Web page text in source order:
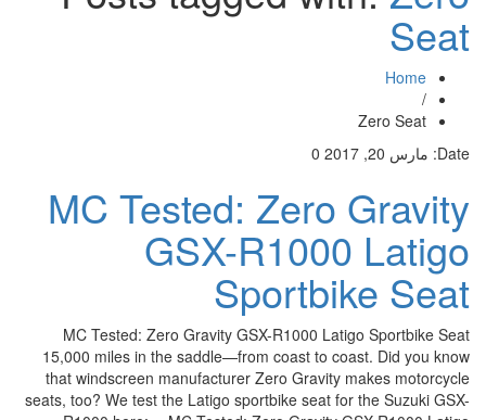
Seat
Home
/
Zero Seat
Date: مارس 20, 2017 0
MC Tested: Zero Gravity
GSX-R1000 Latigo
Sportbike Seat
MC Tested: Zero Gravity GSX-R1000 Latigo Sportbike Seat
15,000 miles in the saddle—from coast to coast. Did you know
that windscreen manufacturer Zero Gravity makes motorcycle
seats, too? We test the Latigo sportbike seat for the Suzuki GSX-